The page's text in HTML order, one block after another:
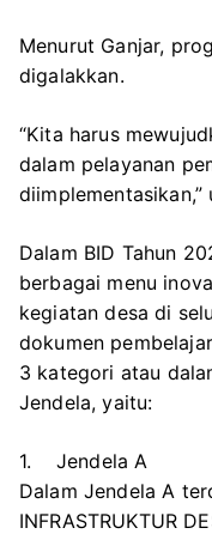
Menurut Ganjar,
digalakkan.
“Kita harus
dalam pelayanan
diimplementasikan,”
Dalam BID Tahun
berbagai menu
kegiatan desa di
dokumen
3 kategori atau
Jendela, yaitu:
1. Jendela A
Dalam Jendela A
INFRASTRUKTUR